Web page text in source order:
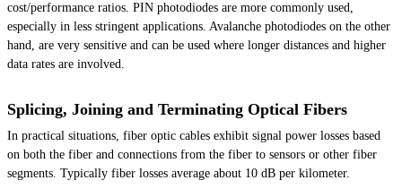
cost/performance ratios. PIN photodiodes are more commonly used,
especially in less stringent applications. Avalanche photodiodes on the other
hand, are very sensitive and can be used where longer distances and higher
data rates are involved.
Splicing, Joining and Terminating Optical Fibers
In practical situations, fiber optic cables exhibit signal power losses based
on both the fiber and connections from the fiber to sensors or other fiber
segments. Typically fiber losses average about 10 dB per kilometer.